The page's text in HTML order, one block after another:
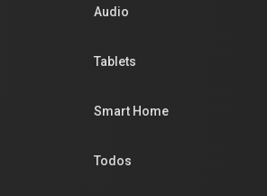
Audio
Tablets
Smart Home
Todos